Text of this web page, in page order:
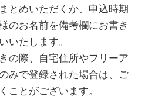
とめいただくか、申込時期
のお名前を備考欄にお書き
いたします。
際、自宅住所やフリーア
みで登録された場合は、ご
ことがございます。